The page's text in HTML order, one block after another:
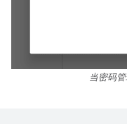
当密码